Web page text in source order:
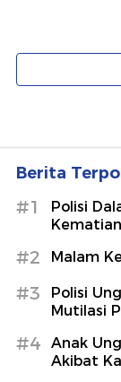
Berita
#1
Polisi
#2 Malam
#3
Polisi
Mutilasi
#4
Anak
Akibat